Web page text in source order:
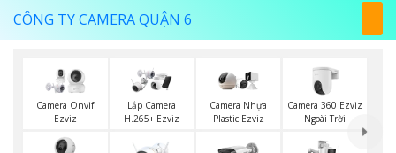
CÔNG TY CAMERA QUẬN 6
Camera Onvif
Ezviz
Lắp Camera
H.265+ Ezviz
Camera Nhựa
Plastic Ezviz
Camera 360 Ezviz
Ngoài Trời